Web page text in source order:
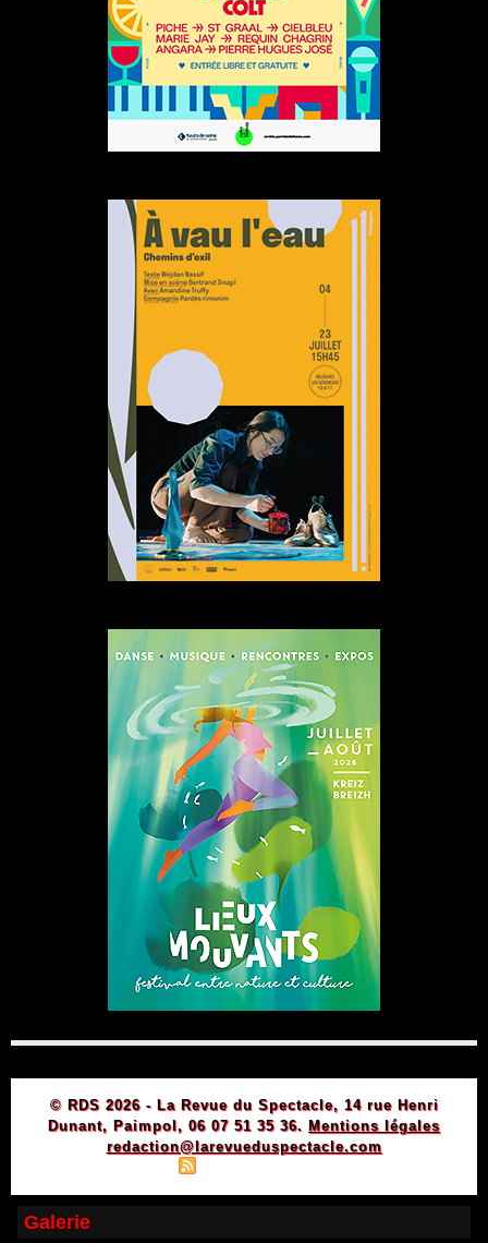
© RDS 2026 - La Revue du Spectacle, 14 rue Henri
Dunant, Paimpol, 06 07 51 35 36. Mentions légales
redaction@larevueduspectacle.com
Galerie